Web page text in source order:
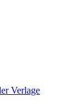
Verlage